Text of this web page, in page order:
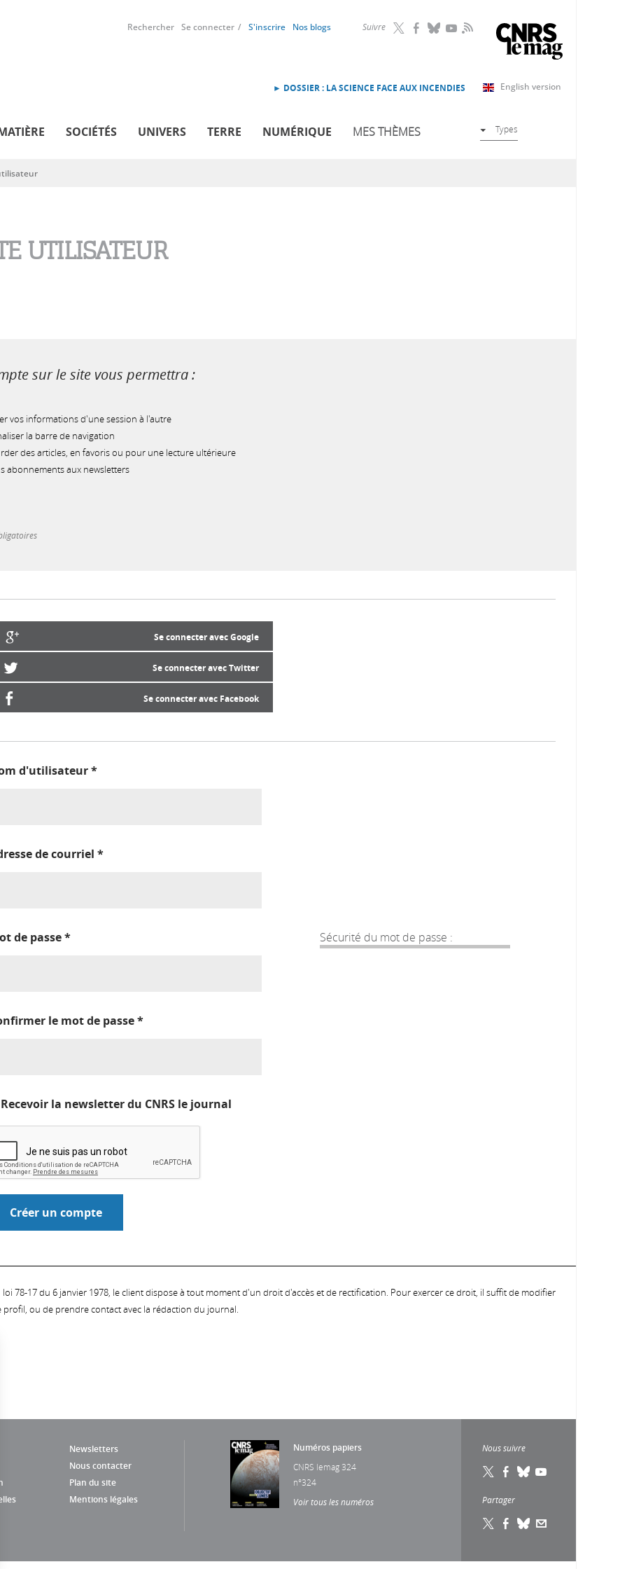
Suivre RSS
Rechercher Se connecter S'inscrire Nos blogs
English version
► DOSSIER : LA SCIENCE FACE AUX INCENDIES
SOCIÉTÉS UNIVERS TERRE NUMÉRIQUE MES THÈMES Types
UTILISATEUR
sur le site vous permettra :
vos informations d'une session à l'autre
la barre de navigation
des articles, en favoris ou pour une lecture ultérieure
abonnements aux newsletters
Se connecter avec Google
Se connecter avec Twitter
Se connecter avec Facebook
d'utilisateur*
de courriel *
Sécurité du mot de passe :
de passe*
le mot de passe*
Recevoir la newsletter du CNRS le journal
78-17 du 6 janvier 1978, le client dispose à tout moment d'un droit d'accès et de rectification. Pour exercer ce droit, il suffit de modifier
ou de prendre contact avec la rédaction du journal.
Newsletters
Nous contacter
Plan du site
Mentions légales
Numéros papiers
CNRS lemag 324
n°324
Voir tous les numéros
Nous suivre
Partager